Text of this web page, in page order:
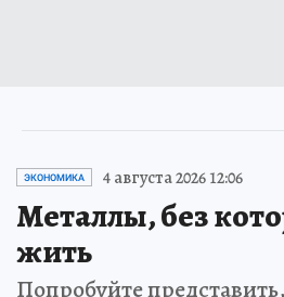
ЭКОНОМИКА 4 августа 2026 12:06
Металлы, без
жить
Попробуйте